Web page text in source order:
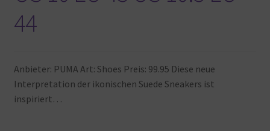
44
Anbieter: PUMA Art: Shoes Preis: 99.95 Diese neue
Interpretation der ikonischen Suede Sneakers ist
inspiriert…